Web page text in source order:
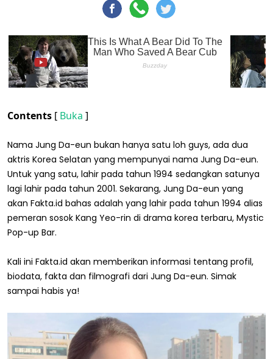
Contents [ Buka ]
Nama Jung Da-eun bukan hanya satu loh guys, ada dua
aktris Korea Selatan yang mempunyai nama Jung Da-eun.
Untuk yang satu, lahir pada tahun 1994 sedangkan satunya
lagi lahir pada tahun 2001. Sekarang, Jung Da-eun yang
akan Fakta.id bahas adalah yang lahir pada tahun 1994 alias
pemeran sosok Kang Yeo-rin di drama korea terbaru, Mystic
Pop-up Bar.
Kali ini Fakta.id akan memberikan informasi tentang profil,
biodata, fakta dan filmografi dari Jung Da-eun. Simak
sampai habis ya!